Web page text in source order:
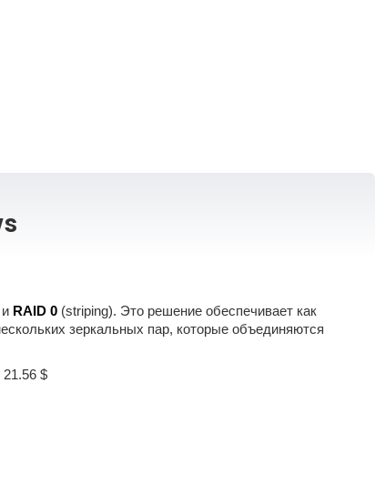
RAID 0(striping). Это решение обеспечивает как
зеркальных пар, которые объединяются
$